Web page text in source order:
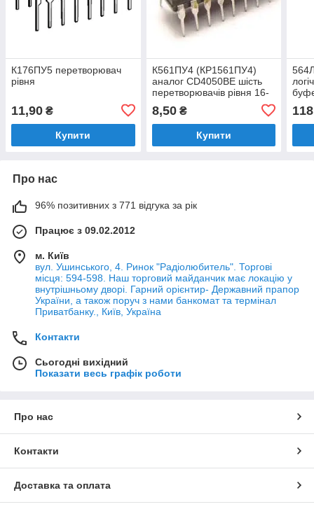
К176ПУ5 перетворювач
рівня
11,90 ₴
Купити
К561ПУ4 (КР1561ПУ4)
аналог CD4050BE шість
перетворювачів рівня 16-
8,50₴
Купити
Про нас
96% позитивних з 771 відгука за рік
Працює з 09.02.2012
м. Київ
вул. Ушинського, 4. Ринок "Радіолюбитель". Торгові
місця: 594-598. Наш торговий майданчик має локацію у
внутрішньому дворі. Гарний орієнтир- Державний прапор
України, а також поруч з нами банкомат та термінал
Приватбанку., Київ, Україна
Контакти
Сьогодні вихідний
Показати весь графік роботи
Про нас
Контакти
Доставка та оплата